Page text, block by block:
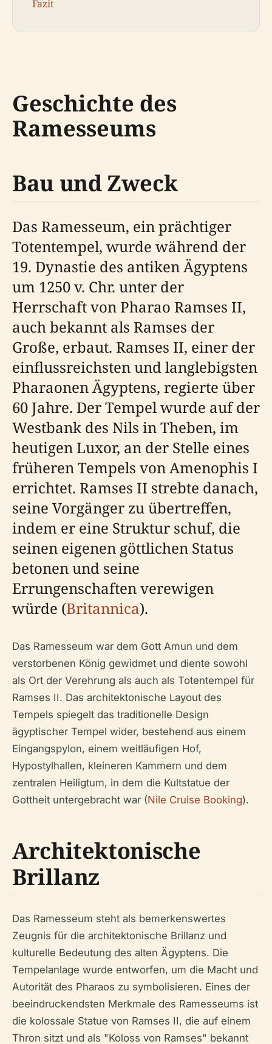
Fazit
Geschichte des
Ramesseums
Bau und Zweck
Das Ramesseum, ein prächtiger
Totentempel, wurde während der
19. Dynastie des antiken Ägyptens
um 1250 v. Chr. unter der
Herrschaft von Pharao Ramses II,
auch bekannt als Ramses der
Große, erbaut. Ramses II, einer der
einflussreichsten und langlebigsten
Pharaonen Ägyptens, regierte über
60 Jahre. Der Tempel wurde auf der
Westbank des Nils in Theben, im
heutigen Luxor, an der Stelle eines
früheren Tempels von Amenophis I
errichtet. Ramses II strebte danach,
seine Vorgänger zu übertreffen,
indem er eine Struktur schuf, die
seinen eigenen göttlichen Status
betonen und seine
Errungenschaften verewigen
würde (Britannica).
Das Ramesseum war dem Gott Amun und dem
verstorbenen König gewidmet und diente sowohl
als Ort der Verehrung als auch als Totentempel für
Ramses II. Das architektonische Layout des
Tempels spiegelt das traditionelle Design
ägyptischer Tempel wider, bestehend aus einem
Eingangspylon, einem weitläufigen Hof,
Hypostylhallen, kleineren Kammern und dem
zentralen Heiligtum, in dem die Kultstatue der
Gottheit untergebracht war (Nile Cruise Booking).
Architektonische
Brillanz
Das Ramesseum steht als bemerkenswertes
Zeugnis für die architektonische Brillanz und
kulturelle Bedeutung des alten Ägyptens. Die
Tempelanlage wurde entworfen, um die Macht und
Autorität des Pharaos zu symbolisieren. Eines der
beeindruckendsten Merkmale des Ramesseums ist
die kolossale Statue von Ramses II, die auf einem
Thron sitzt und als "Koloss von Ramses" bekannt